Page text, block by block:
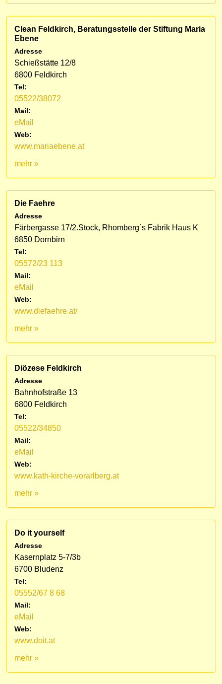
Clean Feldkirch, Beratungsstelle der Stiftung Maria
Ebene
Adresse
Schießstätte 12/8
6800 Feldkirch
Tel:
05522/38072
Mail:
eMail
Web:
www.mariaebene.at
mehr »
Die Faehre
Adresse
Färbergasse 17/2.Stock, Rhomberg´s Fabrik Haus K
6850 Dornbirn
Tel:
05572/23 113
Mail:
eMail
Web:
www.diefaehre.at/
mehr »
Diözese Feldkirch
Adresse
Bahnhofstraße 13
6800 Feldkirch
Tel:
05522/34850
Mail:
eMail
Web:
www.kath-kirche-vorarlberg.at
mehr »
Do it yourself
Adresse
Kasernplatz 5-7/3b
6700 Bludenz
Tel:
05552/67 8 68
Mail:
eMail
Web:
www.doit.at
mehr »